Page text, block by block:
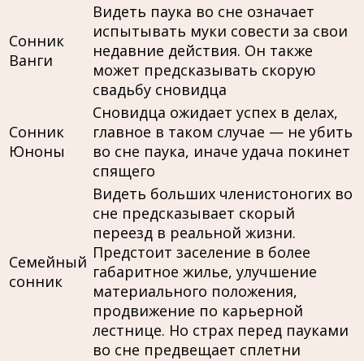
Сонник
Ванги
Видеть паука во сне означает
испытывать муки совести за свои
недавние действия. Он также
может предсказывать скорую
свадьбу сновидца
Сонник
Юноны
Сновидца ожидает успех в делах,
главное в таком случае — не убить
во сне паука, иначе удача покинет
спящего
Семейный
сонник
Видеть больших членистоногих во
сне предсказывает скорый
переезд в реальной жизни.
Предстоит заселение в более
габаритное жилье, улучшение
материального положения,
продвижение по карьерной
лестнице. Но страх перед пауками
во сне предвещает сплетни